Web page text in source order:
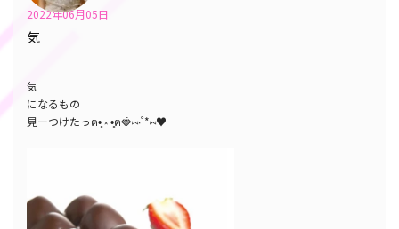
気
2022年06月05日
気
になるもの
見ーつけたっฅ•͈ ༝ •͈ฅ︎︎🍓⑅∙˚ *⑅♥︎